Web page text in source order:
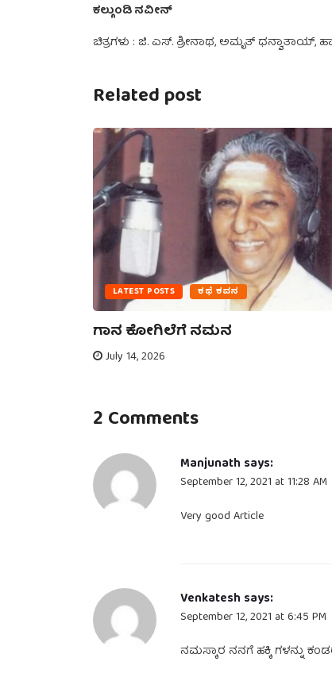
ಕಲ್ಗುಂಡಿ ನವೀನ್
ಚಿತ್ರಗಳು : ಜಿ. ಎಸ್. ಶ್ರೀನಾಥ, ಅಮೃತ್
Related post
LATEST POSTS ಕಥೆ ಕವನ
ಗಾನ ಕೋಗಿಲೆಗೆ ನಮನ
July 14, 2026
2 Comments
Manjunath says:
September 12, 2021 at 11:28 AM
Very good Article
Venkatesh says:
September 12, 2021 at 6:45 PM
ನಮಸ್ಕಾರ ನನಗೆ ಹಕ್ಕಿ ಗಳನ್ನು